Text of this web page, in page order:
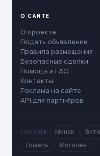
О САЙТЕ
О проекте
Подать объявление
Правила размещения
Безопасные сделки
Помощь и FAQ
Контакты
Реклама на сайте
API для партнёров
ГОРОДА Минск
Гомель
Могилёв